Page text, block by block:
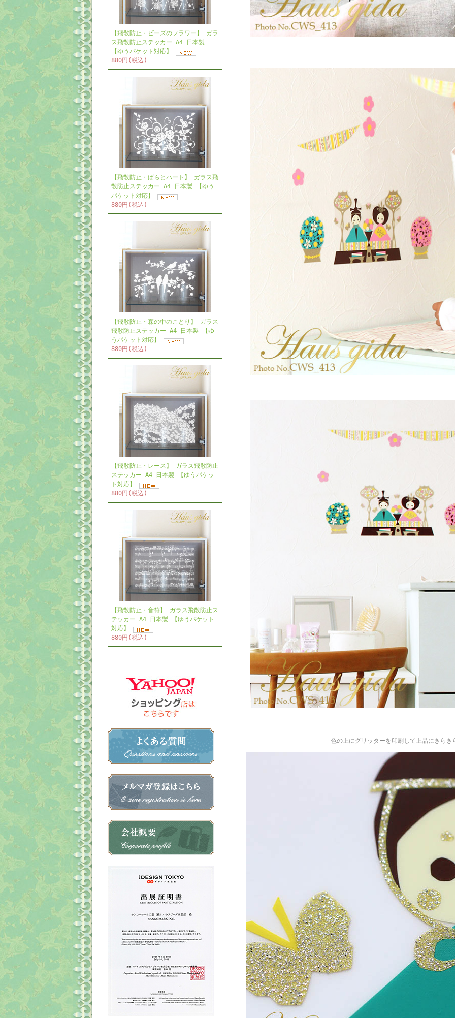
【飛散防止・ビーズのフラワー】 ガラ
ス飛散防止ステッカー A4 日本製
【ゆうパケット対応】
880円(税込)
【飛散防止・ばらとハート】 ガラス飛
散防止ステッカー A4 日本製 【ゆう
パケット対応】
880円(税込)
【飛散防止・森の中のことり】 ガラス
飛散防止ステッカー A4 日本製 【ゆ
うパケット対応】
880円(税込)
【飛散防止・レース】 ガラス飛散防止
ステッカー A4 日本製 【ゆうパケッ
ト対応】
880円(税込)
【飛散防止・音符】 ガラス飛散防止ス
テッカー A4 日本製 【ゆうパケット
対応】
880円(税込)
色の上にグリッターを印刷して上品にきらき